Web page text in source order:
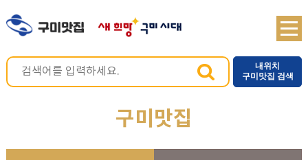
내위치
구미맛집 검색
구미맛집